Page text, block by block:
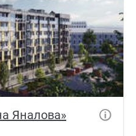
Яналова»